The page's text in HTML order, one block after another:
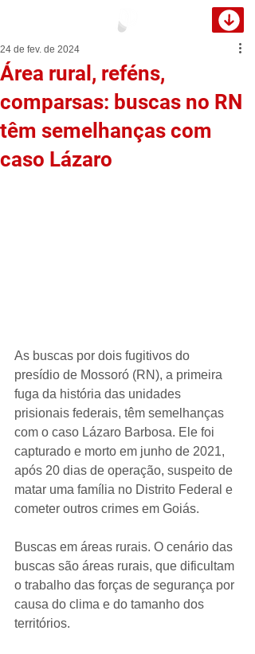
Área rural, reféns,
comparsas: buscas no RN
têm semelhanças com
caso Lázaro
24 de fev. de 2024
As buscas por dois fugitivos do
presídio de Mossoró (RN), a primeira
fuga da história das unidades
prisionais federais, têm semelhanças
com o caso Lázaro Barbosa. Ele foi
capturado e morto em junho de 2021,
após 20 dias de operação, suspeito de
matar uma família no Distrito Federal e
cometer outros crimes em Goiás.
Buscas em áreas rurais. O cenário das
buscas são áreas rurais, que dificultam
o trabalho das forças de segurança por
causa do clima e do tamanho dos
territórios.